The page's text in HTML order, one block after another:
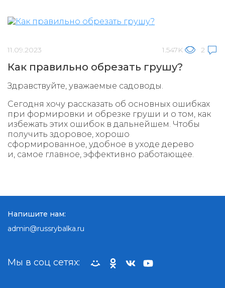
11.09.2023 1.547K 2
Как правильно обрезать грушу?
Здравствуйте, уважаемые садоводы.
Сегодня хочу рассказать об основных ошибках
при формировки и обрезке груши и о том, как
избежать этих ошибок в дальнейшем. Чтобы
получить здоровое, хорошо
сформированное, удобное в уходе дерево
и, самое главное, эффективно работающее.
Мы в соц сетях:
Напишите нам:
admin@russrybalka.ru